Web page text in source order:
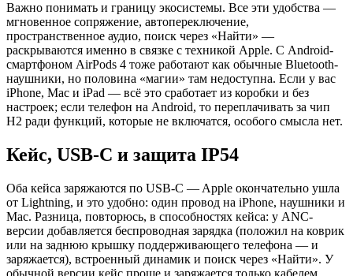
Важно понимать и границу экосистемы. Все эти удобства —
мгновенное сопряжение, автопереключение,
пространственное аудио, поиск через «Найти» —
раскрываются именно в связке с техникой Apple. С Android-
смартфоном AirPods 4 тоже работают как обычные Bluetooth-
наушники, но половина «магии» там недоступна. Если у вас
iPhone, Mac и iPad — всё это сработает из коробки и без
настроек; если телефон на Android, то переплачивать за чип
H2 ради функций, которые не включатся, особого смысла нет.
Кейс, USB-C и защита IP54
Оба кейса заряжаются по USB-C — Apple окончательно ушла
от Lightning, и это удобно: один провод на iPhone, наушники и
Mac. Разница, повторюсь, в способностях кейса: у ANC-
версии добавляется беспроводная зарядка (положил на коврик
или на заднюю крышку поддерживающего телефона — и
заряжается), встроенный динамик и поиск через «Найти». У